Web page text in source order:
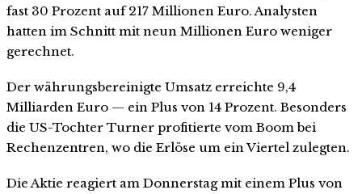
fast 30 Prozent auf 217 Millionen Euro. Analysten
hatten im Schnitt mit neun Millionen Euro weniger
gerechnet.
Der währungsbereinigte Umsatz erreichte 9,4
Milliarden Euro — ein Plus von 14 Prozent. Besonders
die US-Tochter Turner profitierte vom Boom bei
Rechenzentren, wo die Erlöse um ein Viertel zulegten.
Die Aktie reagiert am Donnerstag mit einem Plus von